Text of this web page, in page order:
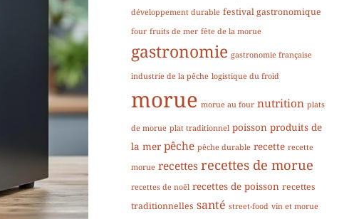
développement durable festival gastronomique
four fruits de mer fête de la morue
gastronomie gastronomie française
industrie de la pêche logistique du froid
morue morue au four nutrition plats
de morue plat traditionnel poisson produits de
la mer pêche pêche durable recette recette
morue recettes recettes de morue
recettes de noël recettes de poisson recettes
traditionnelles santé street-food vin et morue